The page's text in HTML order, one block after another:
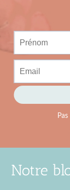
Notre